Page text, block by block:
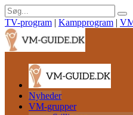
TV-program | Kampprogram |
Nyheder
VM-grupper